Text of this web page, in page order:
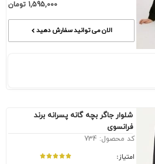
1,595,000 تومان
الان می توانید سفارش دهید
شلوار جاگر بچه گانه پسرانه برند
فرانسوی
کد محصول: 734
امتیاز: